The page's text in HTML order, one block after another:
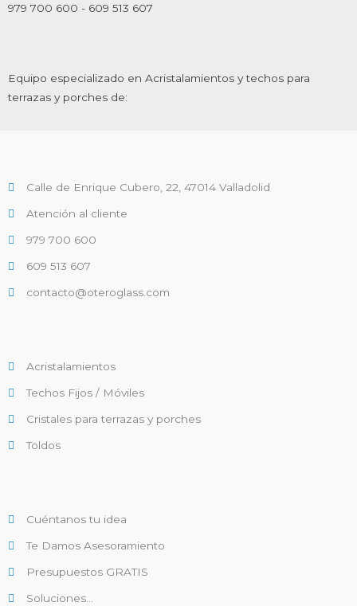
979 700 600 - 609 513 607
Equipo especializado en Acristalamientos y techos para
terrazas y porches de:
Calle de Enrique Cubero, 22, 47014 Valladolid
Atención al cliente
979 700 600
609 513 607
contacto@oteroglass.com
Acristalamientos
Techos Fijos / Móviles
Cristales para terrazas y porches
Toldos
Cuéntanos tu idea
Te Damos Asesoramiento
Presupuestos GRATIS
Soluciones...